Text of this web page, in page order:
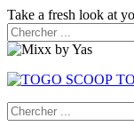
Take a fresh look at